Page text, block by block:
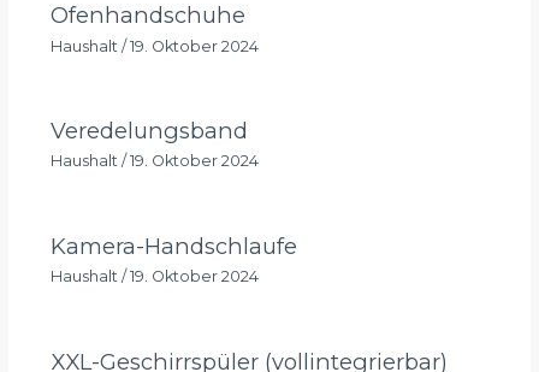
Ofenhandschuhe
Haushalt /19. Oktober 2024
Veredelungsband
Haushalt/ 19. Oktober 2024
Kamera-Handschlaufe
Haushalt/ 19. Oktober 2024
XXL-Geschirrspüler (vollintegrierbar)